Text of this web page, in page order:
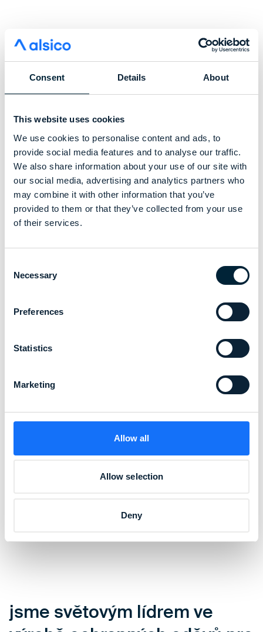
Consent Details About
This website uses cookies
We use cookies to personalise content and ads, to
provide social media features and to analyse our traffic.
We also share information about your use of our site with
our social media, advertising and analytics partners who
may combine it with other information that you’ve
provided to them or that they’ve collected from your use
of their services.
Selection
Necessary
Preferences
Statistics
Marketing
Allow all
Allow selection
Deny
jsme světovým lídrem ve